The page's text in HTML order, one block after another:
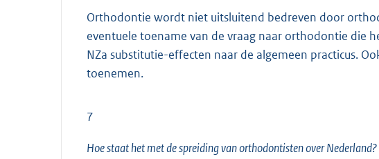
Orthodontie wordt niet uitsluitend bedreven door
eventuele toename van de vraag naar orthodontie die
NZa substitutie-effecten naar de algemeen practicus.
toenemen.
7
Hoe staat het met de spreiding van orthodontisten over